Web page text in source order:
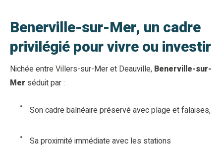
Benerville-sur-Mer, un cadre
privilégié pour vivre ou investir
Nichée entre Villers-sur-Mer et Deauville, Benerville-sur-
Mer séduit par :
Son cadre balnéaire préservé avec plage et falaises,
Sa proximité immédiate avec les stations